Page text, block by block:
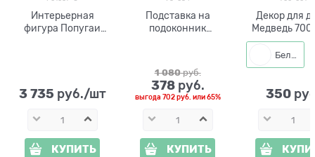
Интерьерная
фигура Попугаи
3 735 руб./шт
КУПИТЬ
Подставка на
подоконник
1 080 руб.
378 руб.
выгода 702 руб. или65%
КУПИТЬ
Декор для
Медведь
металл
350